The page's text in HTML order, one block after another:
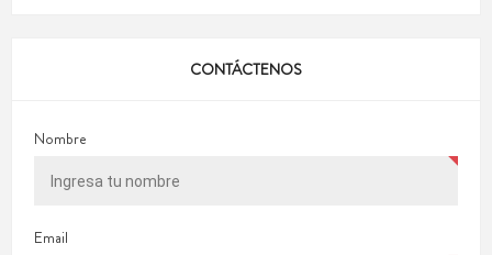
CONTÁCTENOS
Nombre
Email